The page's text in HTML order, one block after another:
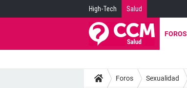
High-Tech Salud
FOROS
Foros Sexualidad